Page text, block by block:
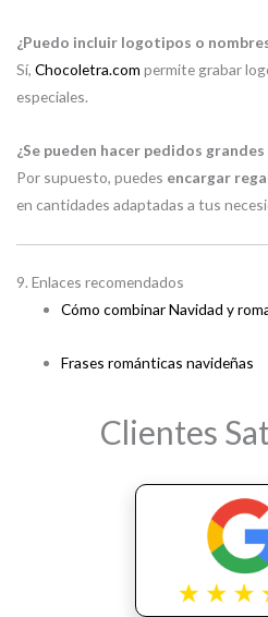
¿Puedo incluir logotipos o
Sí, Chocoletra.com permite grabar
especiales.
¿Se pueden hacer pedidos
Por supuesto, puedes encargar
en cantidades adaptadas a tus
9. Enlaces recomendados
Cómo combinar Navidad y
Frases románticas navideñas
Clientes